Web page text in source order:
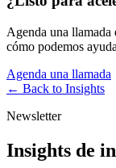
Agenda una llamada
cómo podemos
Agenda una llamada
← Back to Insights
Newsletter
Insights de